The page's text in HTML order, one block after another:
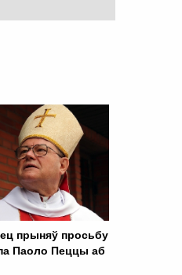
прыняў просьбу
Паоло Пеццы аб